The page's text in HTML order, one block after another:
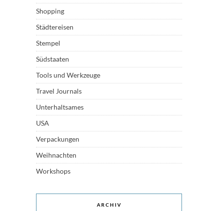
Shopping
Städtereisen
Stempel
Südstaaten
Tools und Werkzeuge
Travel Journals
Unterhaltsames
USA
Verpackungen
Weihnachten
Workshops
ARCHIV